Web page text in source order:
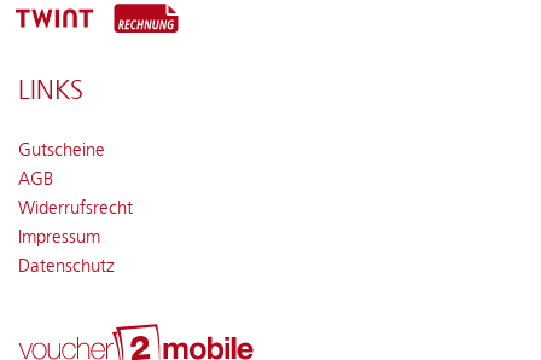
LINKS
Gutscheine
AGB
Widerrufsrecht
Impressum
Datenschutz